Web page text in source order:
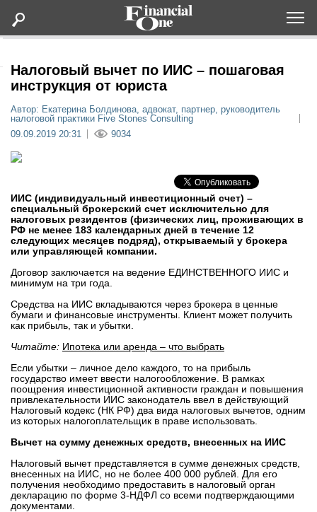
Статьи
Мероприятия
Новости
Интервью
вконтакте
телеграм
Стать автором
Вход
Налоговый вычет по ИИС – пошаговая
инструкция от юриста
Автор: Екатерина Болдинова, адвокат, партнер, руководитель
налоговой практики Five Stones Consulting
09.09.2019 20:31
9034
ИИС (индивидуальный инвестиционный счет) –
специальный брокерский счет исключительно для
налоговых резидентов (физических лиц, проживающих в
РФ не менее 183 календарных дней в течение 12
следующих месяцев подряд), открываемый у брокера
или управляющей компании.
Договор заключается на ведение ЕДИНСТВЕННОГО ИИС и
минимум на три года.
Средства на ИИС вкладываются через брокера в ценные
бумаги и финансовые инструменты. Клиент может получить
как прибыль, так и убытки.
Читайте: Ипотека или аренда – что выбрать
Если убытки – личное дело каждого, то на прибыль
государство имеет ввести налогообложение. В рамках
поощрения инвестиционной активности граждан и повышения
привлекательности ИИС законодатель ввел в действующий
Налоговый кодекс (НК РФ) два вида налоговых вычетов, одним
из которых налогоплательщик в праве использовать.
Вычет на сумму денежных средств, внесенных на ИИС
Налоговый вычет представляется в сумме денежных средств,
внесенных на ИИС, но не более 400 000 рублей. Для его
получения необходимо предоставить в налоговый орган
декларацию по форме 3-НДФЛ со всеми подтверждающими
документами.